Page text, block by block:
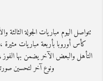
تتواصل اليوم مباريات الجولة الثالثة
كأس أوروبا بأربعة مباريات
التأهل والبعض الآخر يضمن بها
ونوع آخر لتحسين